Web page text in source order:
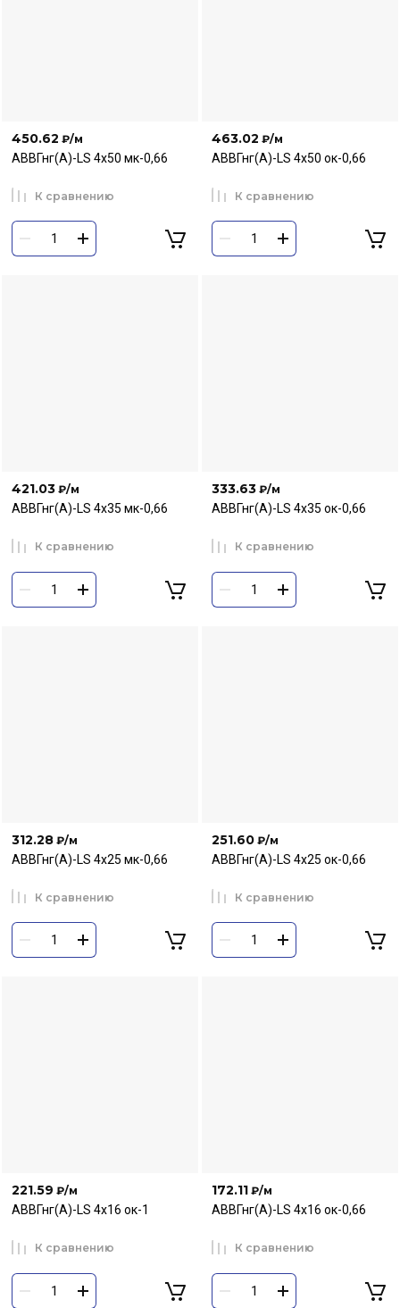
450.62 ₽/м
АВВГнг(А)-LS 4х50 мк-0,66
К сравнению
463.02 ₽/м
АВВГнг(А)-LS 4х50 ок-0,66
К сравнению
421.03 ₽/м
АВВГнг(А)-LS 4х35 мк-0,66
К сравнению
333.63 ₽/м
АВВГнг(А)-LS 4х35 ок-0,66
К сравнению
312.28 ₽/м
АВВГнг(А)-LS 4х25 мк-0,66
К сравнению
251.60 ₽/м
АВВГнг(А)-LS 4х25 ок-0,66
К сравнению
221.59 ₽/м
АВВГнг(А)-LS 4х16 ок-1
К сравнению
172.11 ₽/м
АВВГнг(А)-LS 4х16 ок-0,66
К сравнению